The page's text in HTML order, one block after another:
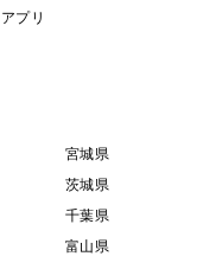
プリ
宮城県
茨城県
千葉県
富山県